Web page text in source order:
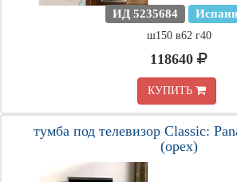
ИД 5235684
ш150 в62 г40
118640
КУПИТЬ
тумба под телевизор Classic:
(орех)